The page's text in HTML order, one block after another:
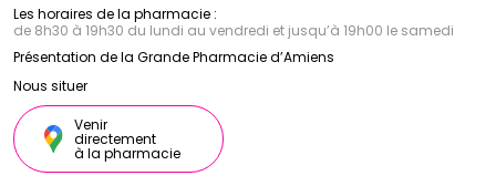
Les horaires de la pharmacie :
de 8h30 à 19h30 du lundi au vendredi et jusqu’à 19h00 le samedi
Présentation de la Grande Pharmacie d’Amiens
Nous situer
Venir
directement
à la pharmacie